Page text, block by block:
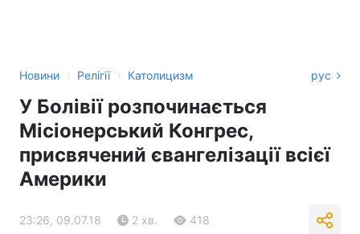
Новини › Релігії › Католицизм рус
У Болівії розпочинається
Місіонерський Конгрес,
присвячений євангелізації всієї
Америки
23:26, 09.07.18 2 хв. 418